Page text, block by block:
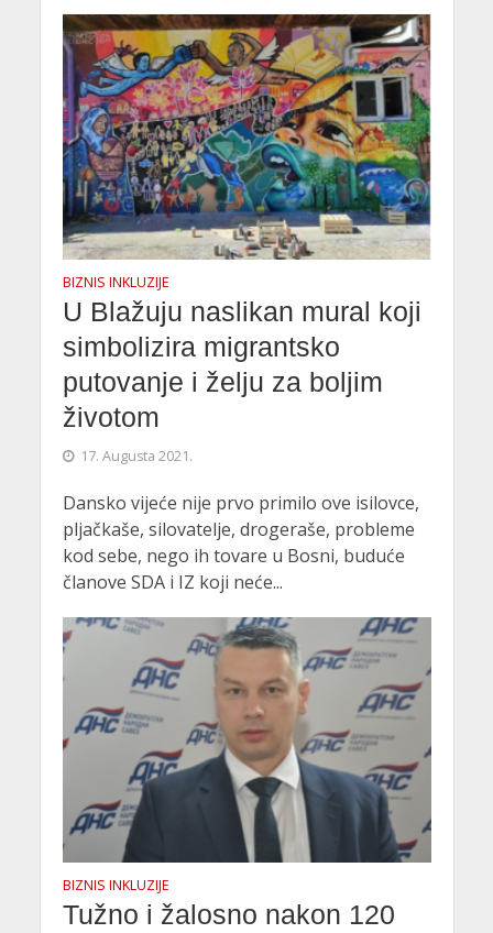
BIZNIS INKLUZIJE
U Blažuju naslikan mural koji
simbolizira migrantsko
putovanje i želju za boljim
životom
17. Augusta 2021.
Dansko vijeće nije prvo primilo ove isilovce,
pljačkaše, silovatelje, drogeraše, probleme
kod sebe, nego ih tovare u Bosni, buduće
članove SDA i IZ koji neće...
BIZNIS INKLUZIJE
Tužno i žalosno nakon 120